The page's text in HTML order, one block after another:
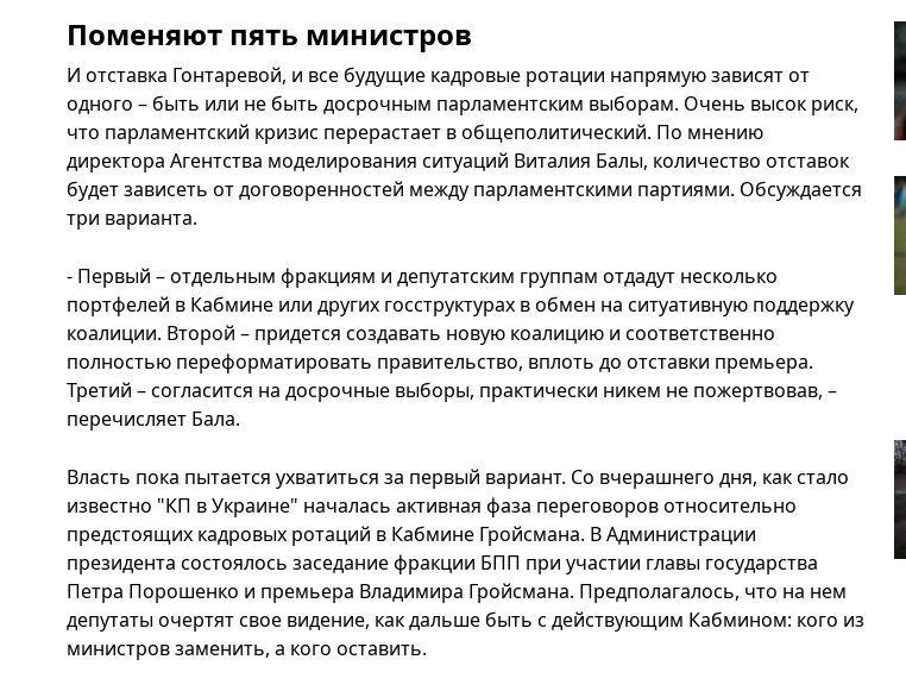
Поменяют пять министров
И отставка Гонтаревой, и все будущие кадровые ротации напрямую зависят от
одного – быть или не быть досрочным парламентским выборам. Очень высок риск,
что парламентский кризис перерастает в общеполитический. По мнению
директора Агентства моделирования ситуаций Виталия Балы, количество отставок
будет зависеть от договоренностей между парламентскими партиями. Обсуждается
три варианта.
- Первый – отдельным фракциям и депутатским группам отдадут несколько
портфелей в Кабмине или других госструктурах в обмен на ситуативную поддержку
коалиции. Второй – придется создавать новую коалицию и соответственно
полностью переформатировать правительство, вплоть до отставки премьера.
Третий – согласится на досрочные выборы, практически никем не пожертвовав, –
перечисляет Бала.
Власть пока пытается ухватиться за первый вариант. Со вчерашнего дня, как стало
известно "КП в Украине" началась активная фаза переговоров относительно
предстоящих кадровых ротаций в Кабмине Гройсмана. В Администрации
президента состоялось заседание фракции БПП при участии главы государства
Петра Порошенко и премьера Владимира Гройсмана. Предполагалось, что на нем
депутаты очертят свое видение, как дальше быть с действующим Кабмином: кого из
министров заменить, а кого оставить.